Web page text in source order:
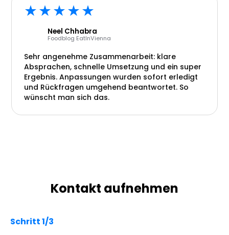
★★★★★
Neel Chhabra
Foodblog EatInVienna
Sehr angenehme Zusammenarbeit: klare
Absprachen, schnelle Umsetzung und ein super
Ergebnis. Anpassungen wurden sofort erledigt
und Rückfragen umgehend beantwortet. So
wünscht man sich das.
Kontakt aufnehmen
Schritt 1/3